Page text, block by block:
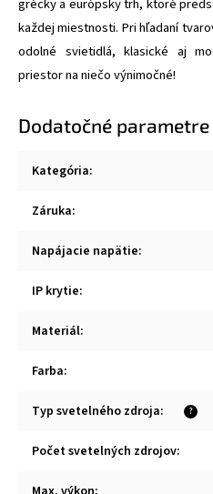
každej miestnosti. Pri hľadaní
odolné svietidlá, klasické aj
priestor na niečo výnimočné!
Dodatočné parametre
Kategória:
Záruka:
Napájacie napätie:
IP krytie:
Materiál:
Farba:
?
Typ svetelného zdroja:
Počet svetelných zdrojov: